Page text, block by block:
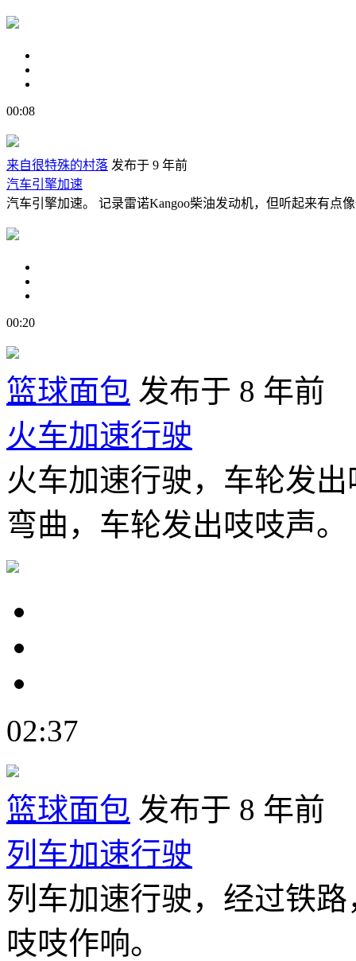
00:08
来自很特殊的村落 发布于 9 年前
汽车引擎加速
汽车引擎加速。 记录雷诺Kangoo柴油发动机，但听起来有点
00:20
篮球面包 发布于 8 年前
火车加速行驶
火车加速行驶，车轮发
弯曲，车轮发出吱吱声。
02:37
篮球面包 发布于 8 年前
列车加速行驶
列车加速行驶，经过铁
吱吱作响。